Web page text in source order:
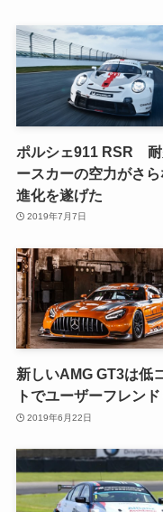
ポルシェ911 RSR 耐
ースカーの空力がさら
進化を遂げた
2019年7月7日
新しいAMG GT3は低
トでユーザーフレン
2019年6月22日